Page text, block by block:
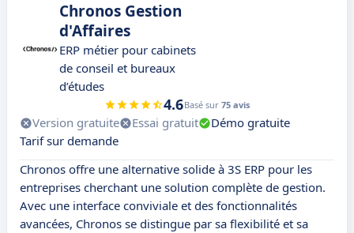
Chronos Gestion
d'Affaires
ERP métier pour cabinets
de conseil et bureaux
d’études
4.6Basé sur 75 avis
Version gratuite Essai gratuit
Démo gratuite
Tarif sur demande
Chronos offre une alternative solide à 3S ERP pour les
entreprises cherchant une solution complète de gestion.
Avec une interface conviviale et des fonctionnalités
avancées, Chronos se distingue par sa flexibilité et sa